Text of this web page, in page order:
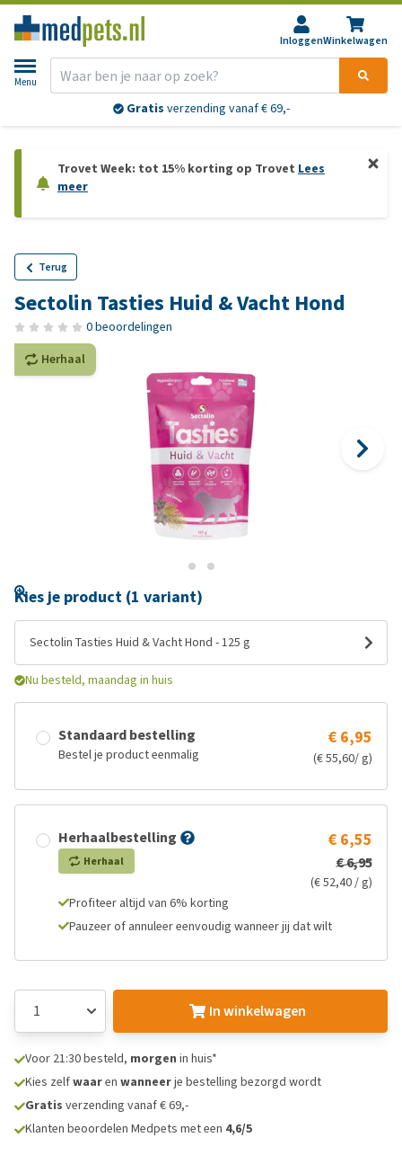
InloggenWinkelwagen
Menu
Gratis verzending vanaf € 69,-
Trovet Week: tot 15% korting op Trovet Lees
meer
Terug
Sectolin Tasties Huid & Vacht Hond
0 beoordelingen
Herhaal
Kies je product (1 variant)
Sectolin Tasties Huid & Vacht Hond - 125 g
Nu besteld, maandag in huis
Standaard bestelling
Bestel je product eenmalig
€ 6,95
(€ 55,60/ g)
Herhaalbestelling
Herhaal
€ 6,55
€ 6,95
(€ 52,40 / g)
Profiteer altijd van 6% korting
Pauzeer of annuleer eenvoudig wanneer jij dat wilt
In winkelwagen
Voor 21:30 besteld, morgen in huis*
Kies zelfwaaren wanneerje bestelling bezorgd wordt
Gratis verzending vanaf € 69,-
Klanten beoordelen Medpets met een 4,6/5